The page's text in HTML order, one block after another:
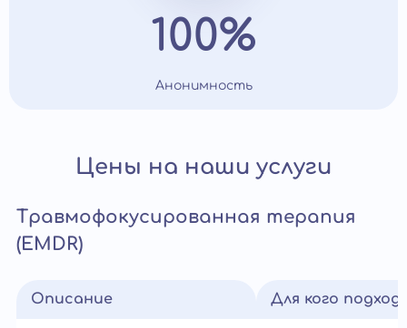
100%
Анонимность
Цены на наши услуги
Травмофокусированная терапия
(EMDR)
Описание Для кого